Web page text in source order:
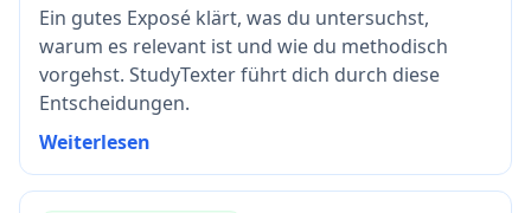
Ein gutes Exposé klärt, was du untersuchst,
warum es relevant ist und wie du methodisch
vorgehst. StudyTexter führt dich durch diese
Entscheidungen.
Weiterlesen